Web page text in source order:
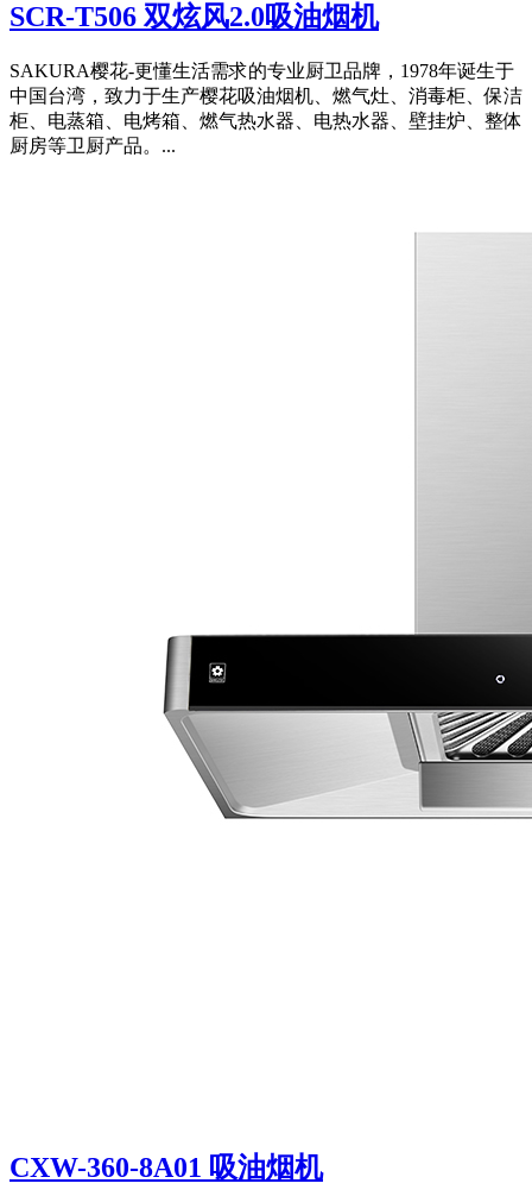
SCR-T506 双炫风2.0吸油烟机
SAKURA樱花-更懂生活需求的专业厨卫品牌，1978年诞生于
中国台湾，致力于生产樱花吸油烟机、燃气灶、消毒柜、保洁
柜、电蒸箱、电烤箱、燃气热水器、电热水器、壁挂炉、整体
厨房等卫厨产品。...
CXW-360-8A01 吸油烟机